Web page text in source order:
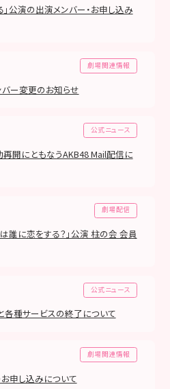
公演の出演メンバー・お申し込み
劇場関連情報
バー変更のお知らせ
公式ニュース
再開にともなうAKB48 Mail配信に
劇場配信
誰に恋をする？」公演 柱の会 会員
公式ニュース
種サービスの終了について
劇場関連情報
お申し込みについて